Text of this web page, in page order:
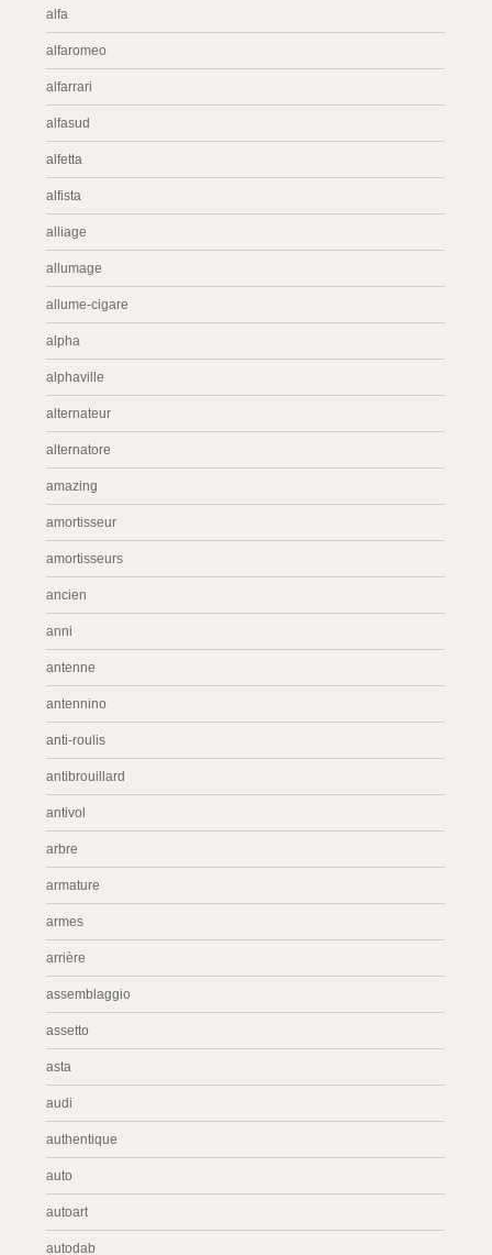
alfa
alfaromeo
alfarrari
alfasud
alfetta
alfista
alliage
allumage
allume-cigare
alpha
alphaville
alternateur
alternatore
amazing
amortisseur
amortisseurs
ancien
anni
antenne
antennino
anti-roulis
antibrouillard
antivol
arbre
armature
armes
arrière
assemblaggio
assetto
asta
audi
authentique
auto
autoart
autodab